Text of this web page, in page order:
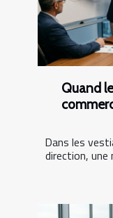
Quand
Dans les
direction, une